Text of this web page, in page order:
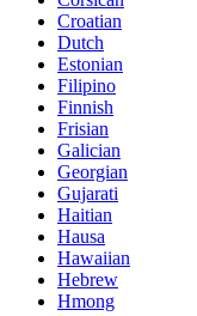
Croatian
Dutch
Estonian
Filipino
Finnish
Frisian
Galician
Georgian
Gujarati
Haitian
Hausa
Hawaiian
Hebrew
Hmong